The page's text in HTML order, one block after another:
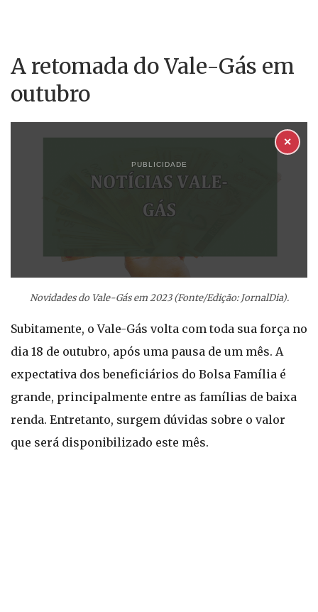
A retomada do Vale-Gás em
outubro
PUBLICIDADE
✕
Novidades do Vale-Gás em 2023 (Fonte/Edição: JornalDia).
Subitamente, o Vale-Gás volta com toda sua força no
dia 18 de outubro, após uma pausa de um mês. A
expectativa dos beneficiários do Bolsa Família é
grande, principalmente entre as famílias de baixa
renda. Entretanto, surgem dúvidas sobre o valor
que será disponibilizado este mês.